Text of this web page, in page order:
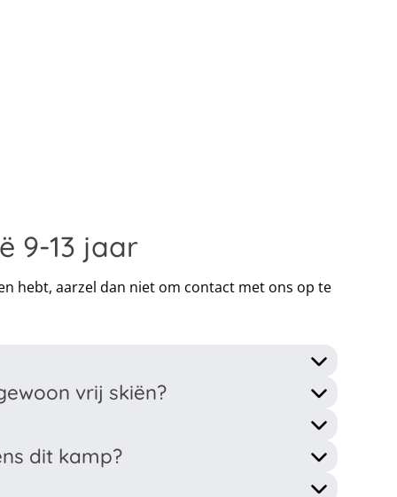
9-13 jaar
hebt, aarzel dan niet om contact met ons op te
vrij skiën?
dit kamp?